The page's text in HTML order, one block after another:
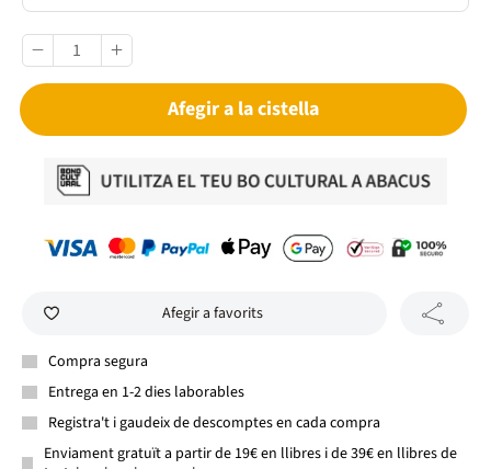
Afegir a la cistella
Afegir a favorits
Compra segura
Entrega en 1-2 dies laborables
Registra't i gaudeix de descomptes en cada compra
Enviament gratuït a partir de 19€ en llibres i de 39€ en llibres de